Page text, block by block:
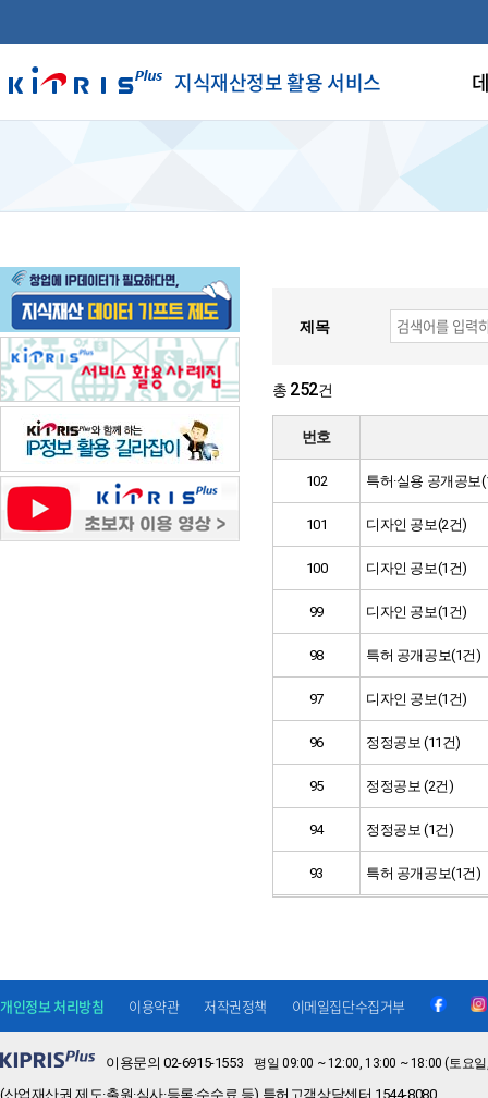
지식재산정보 활용 서비스
제목
총 252건
번호
102 특허·실용 공개공보
101 디자인 공보(2건)
100 디자인 공보(1건)
99 디자인 공보(1건)
98 특허 공개공보(1건)
97 디자인 공보(1건)
96 정정공보 (11건)
95 정정공보 (2건)
94 정정공보 (1건)
93 특허 공개공보(1건)
이용문의 02-6915-1553 평일 09:00 ~ 12:00, 13:00 ~ 18:00 (토요
(산업재산권 제도·출원·심사·등록·수수료 등) 특허고객상담센터 1544-8080
개인정보 처리방침 이용약관 저작권정책 이메일집단수집거부